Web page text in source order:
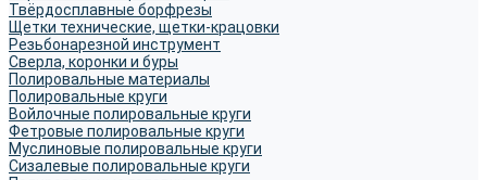
Твёрдосплавные борфрезы
Щетки технические, щетки-крацовки
Резьбонарезной инструмент
Сверла, коронки и буры
Полировальные материалы
Полировальные круги
Войлочные полировальные круги
Фетровые полировальные круги
Муслиновые полировальные круги
Cизалевые полировальные круги